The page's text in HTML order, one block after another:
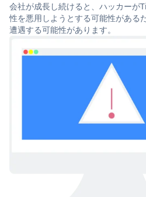
会社が成長し続けると、ハッカーが
性を悪用しようとする可能性がある
遭遇する可能性があります。